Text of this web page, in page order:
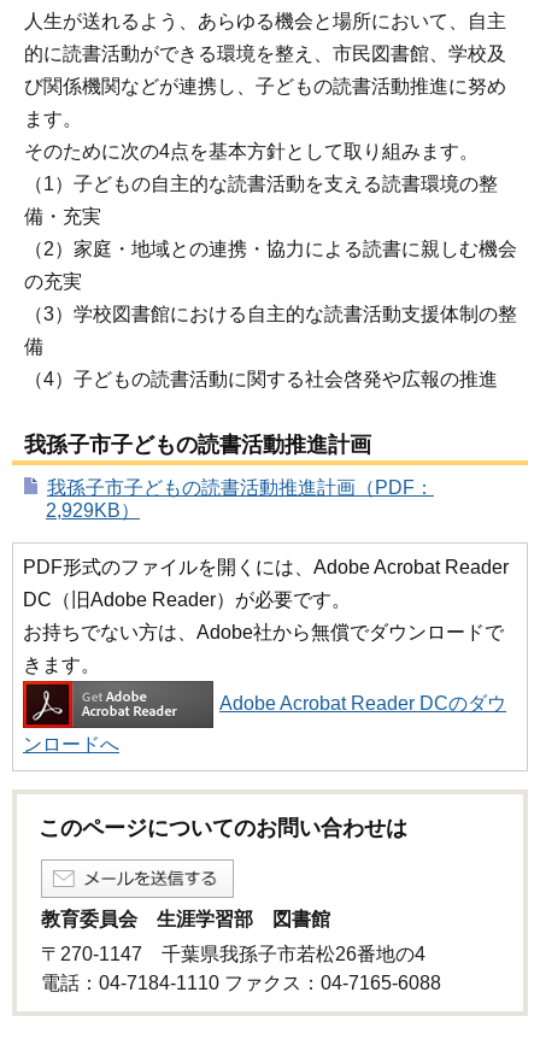
人生が送れるよう、あらゆる機会と場所において、自主
的に読書活動ができる環境を整え、市民図書館、学校及
び関係機関などが連携し、子どもの読書活動推進に努め
ます。
そのために次の4点を基本方針として取り組みます。
（1）子どもの自主的な読書活動を支える読書環境の整
備・充実
（2）家庭・地域との連携・協力による読書に親しむ機会
の充実
（3）学校図書館における自主的な読書活動支援体制の整
備
（4）子どもの読書活動に関する社会啓発や広報の推進
我孫子市子どもの読書活動推進計画
我孫子市子どもの読書活動推進計画（PDF：
2,929KB）
PDF形式のファイルを開くには、Adobe Acrobat Reader
DC（旧Adobe Reader）が必要です。
お持ちでない方は、Adobe社から無償でダウンロードで
きます。
Adobe Acrobat Reader DCのダウ
ンロードへ
このページについてのお問い合わせは
教育委員会 生涯学習部 図書館
〒270-1147 千葉県我孫子市若松26番地の4
電話：04-7184-1110 ファクス：04-7165-6088